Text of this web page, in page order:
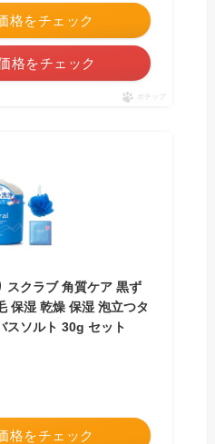
格をチェック
格をチェック
ポチップ
スクラブ 角質ケア 黒ず
保湿 乾燥 保湿 泡立つタ
スソルト 30g セット
格をチェック